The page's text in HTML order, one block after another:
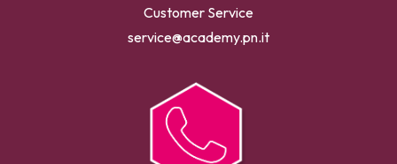
Customer Service
service@academy.pn.it